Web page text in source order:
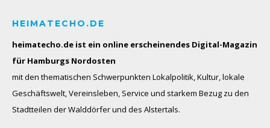
HEIMATECHO.DE
heimatecho.de ist ein online erscheinendes Digital-Magazin
für Hamburgs Nordosten
mit den thematischen Schwerpunkten Lokalpolitik, Kultur, lokale
Geschäftswelt, Vereinsleben, Service und starkem Bezug zu den
Stadtteilen der Walddörfer und des Alstertals.